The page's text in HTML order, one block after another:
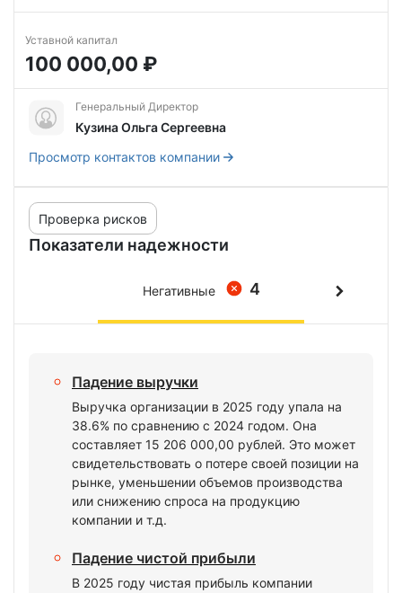
Уставной капитал
100 000,00 ₽
Генеральный Директор
Кузина Ольга Сергеевна
Просмотр контактов компании
Показатели надежности
Проверка рисков
4
Негативные
Падение выручки
Выручка организации в 2025 году упала на
38.6% по сравнению с 2024 годом. Она
составляет 15 206 000,00 рублей. Это может
свидетельствовать о потере своей позиции на
рынке, уменьшении объемов производства
или снижению спроса на продукцию
компании и т.д.
Падение чистой прибыли
В 2025 году чистая прибыль компании